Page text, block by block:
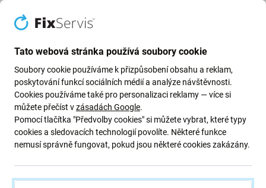
380 Kč
Tato webová stránka používá soubory cookie
Soubory cookie používáme k přizpůsobení obsahu a reklam,
poskytování funkcí sociálních médií a analýze návštěvnosti.
Cookies používáme také pro personalizaci reklamy — více si
můžete přečíst vzásadách Google.
Pomocí tlačítka "Předvolby cookies" si můžete vybrat, které typy
cookies a sledovacích technologií povolíte. Některé funkce
nemusí správně fungovat, pokud jsou některé cookies zakázány.